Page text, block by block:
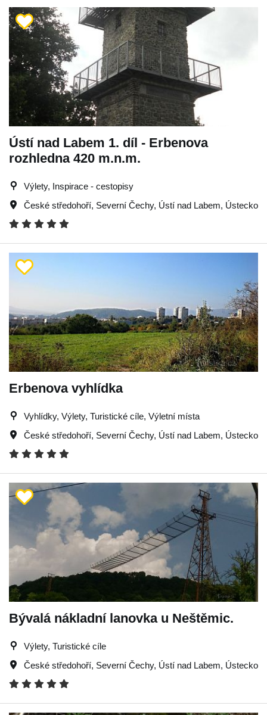
Ústí nad Labem 1. díl - Erbenova
rozhledna 420 m.n.m.
Výlety, Inspirace - cestopisy
České středohoří, Severní Čechy, Ústí nad Labem, Ústecko
Erbenova vyhlídka
Vyhlídky, Výlety, Turistické cíle, Výletní místa
České středohoří, Severní Čechy, Ústí nad Labem, Ústecko
Bývalá nákladní lanovka u Neštěmic.
Výlety, Turistické cíle
České středohoří, Severní Čechy, Ústí nad Labem, Ústecko